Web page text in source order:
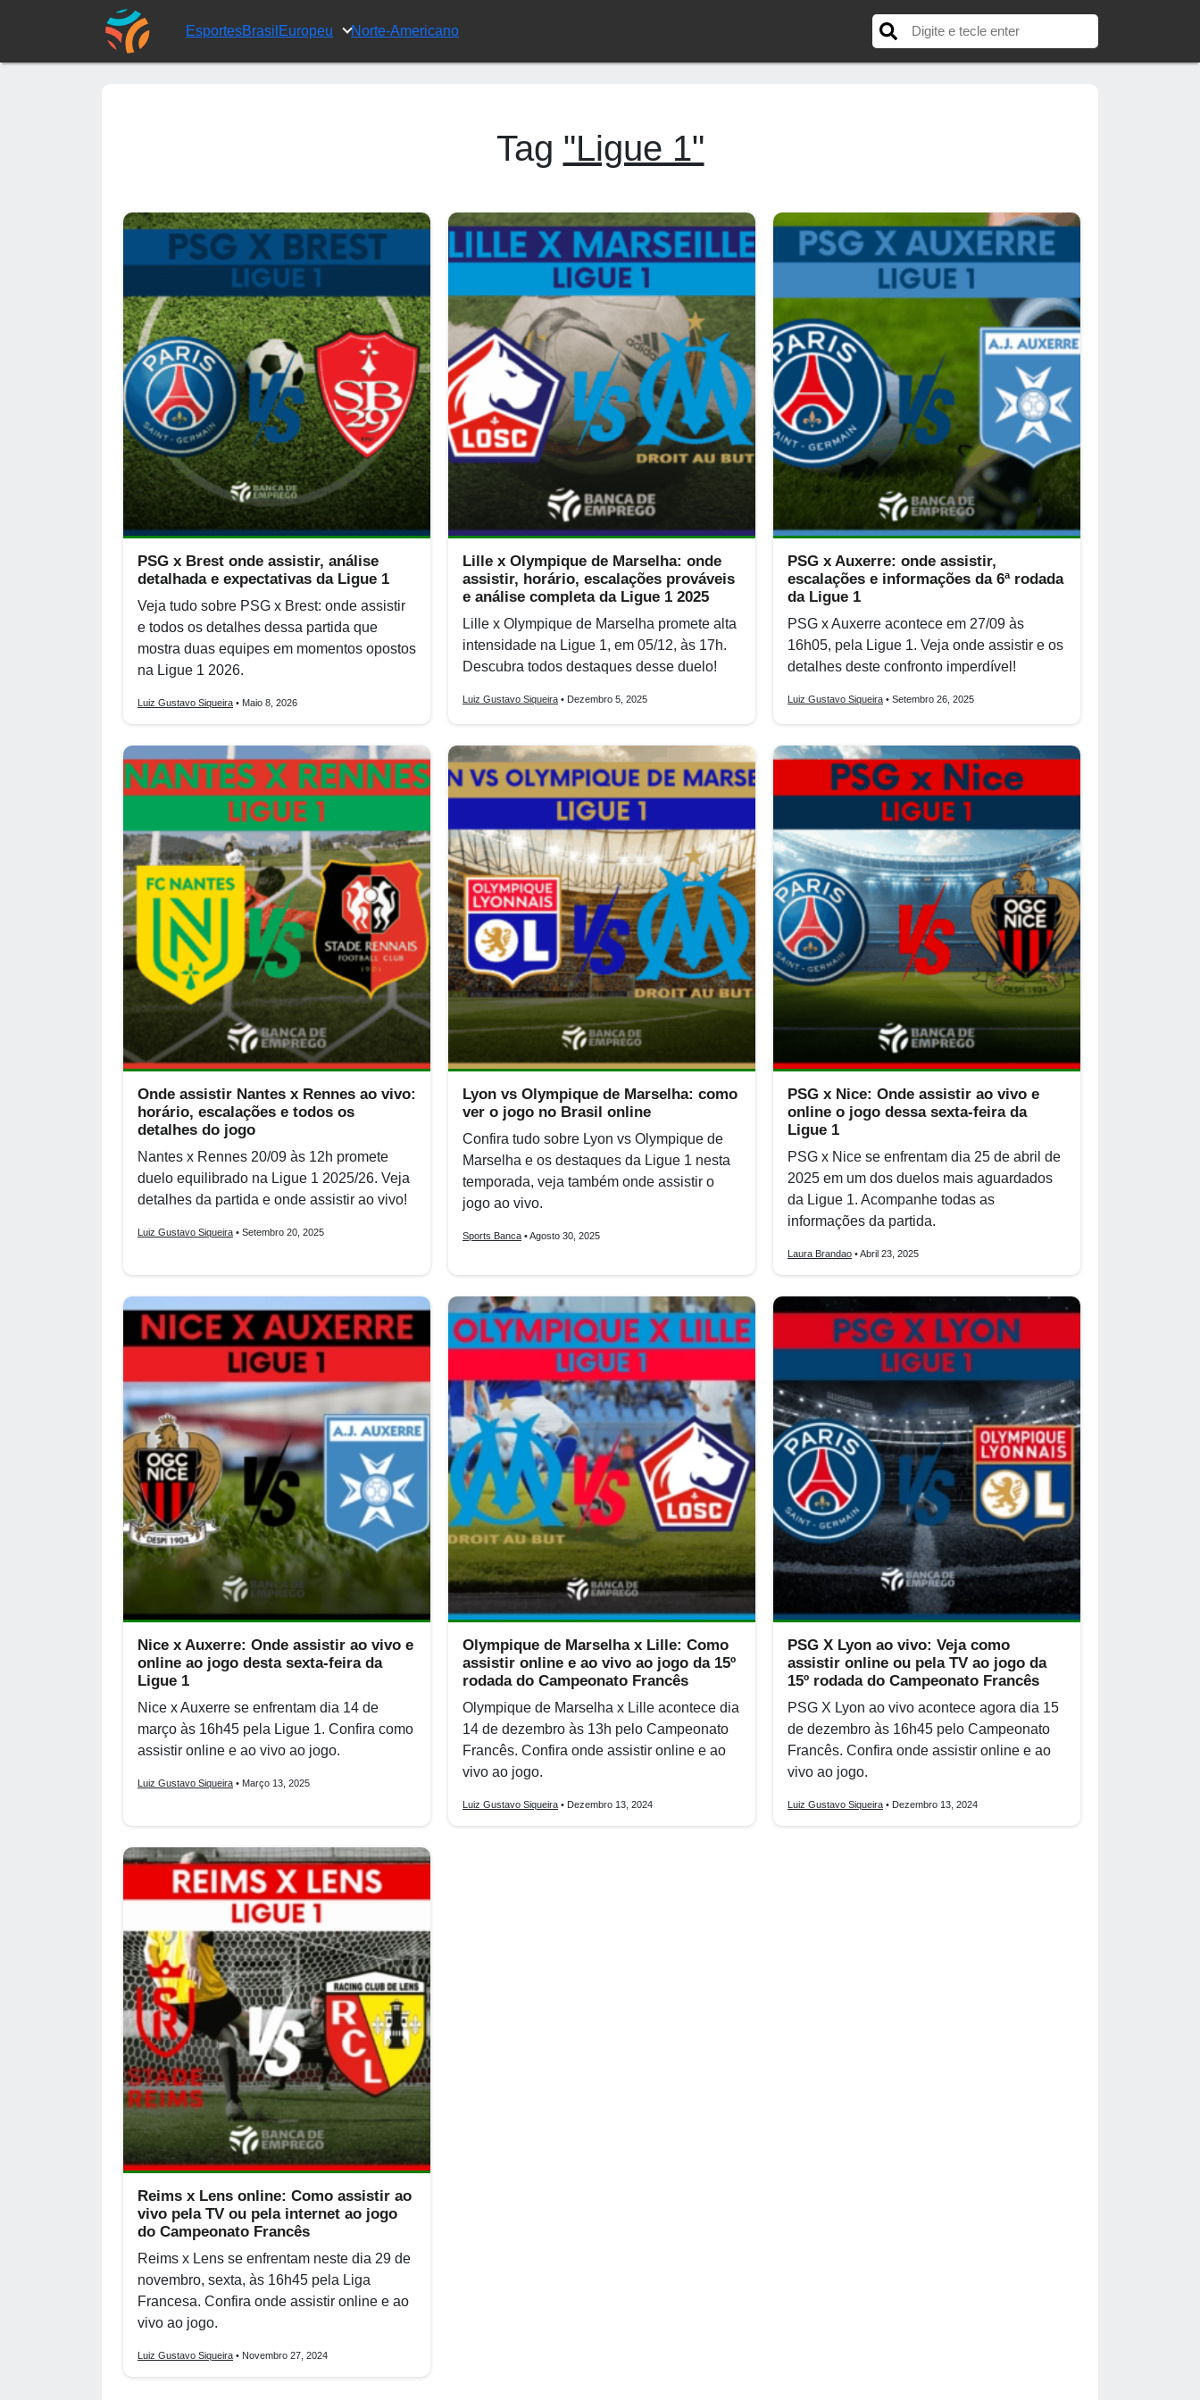
EsportesBrasil Europeu Norte-Americano
Tag "Ligue 1"
PSG x Brest onde assistir, análise
detalhada e expectativas da Ligue 1
Veja tudo sobre PSG x Brest: onde assistir
e todos os detalhes dessa partida que
mostra duas equipes em momentos opostos
na Ligue 1 2026.
Luiz Gustavo Siqueira • Maio 8, 2026
Lille x Olympique de Marselha: onde
assistir, horário, escalações prováveis
e análise completa da Ligue 1 2025
Lille x Olympique de Marselha promete alta
intensidade na Ligue 1, em 05/12, às 17h.
Descubra todos destaques desse duelo!
Luiz Gustavo Siqueira • Dezembro 5, 2025
PSG x Auxerre: onde assistir,
escalações e informações da 6ª rodada
da Ligue 1
PSG x Auxerre acontece em 27/09 às
16h05, pela Ligue 1. Veja onde assistir e os
detalhes deste confronto imperdível!
Luiz Gustavo Siqueira • Setembro 26, 2025
Onde assistir Nantes x Rennes ao vivo:
horário, escalações e todos os
detalhes do jogo
Nantes x Rennes 20/09 às 12h promete
duelo equilibrado na Ligue 1 2025/26. Veja
detalhes da partida e onde assistir ao vivo!
Luiz Gustavo Siqueira • Setembro 20, 2025
Lyon vs Olympique de Marselha: como
ver o jogo no Brasil online
Confira tudo sobre Lyon vs Olympique de
Marselha e os destaques da Ligue 1 nesta
temporada, veja também onde assistir o
jogo ao vivo.
Sports Banca • Agosto 30, 2025
PSG x Nice: Onde assistir ao vivo e
online o jogo dessa sexta-feira da
Ligue 1
PSG x Nice se enfrentam dia 25 de abril de
2025 em um dos duelos mais aguardados
da Ligue 1. Acompanhe todas as
informações da partida.
Laura Brandao • Abril 23, 2025
Nice x Auxerre: Onde assistir ao vivo e
online ao jogo desta sexta-feira da
Ligue 1
Nice x Auxerre se enfrentam dia 14 de
março às 16h45 pela Ligue 1. Confira como
assistir online e ao vivo ao jogo.
Luiz Gustavo Siqueira • Março 13, 2025
Olympique de Marselha x Lille: Como
assistir online e ao vivo ao jogo da 15º
rodada do Campeonato Francês
Olympique de Marselha x Lille acontece dia
14 de dezembro às 13h pelo Campeonato
Francês. Confira onde assistir online e ao
vivo ao jogo.
Luiz Gustavo Siqueira • Dezembro 13, 2024
PSG X Lyon ao vivo: Veja como
assistir online ou pela TV ao jogo da
15º rodada do Campeonato Francês
PSG X Lyon ao vivo acontece agora dia 15
de dezembro às 16h45 pelo Campeonato
Francês. Confira onde assistir online e ao
vivo ao jogo.
Luiz Gustavo Siqueira • Dezembro 13, 2024
Reims x Lens online: Como assistir ao
vivo pela TV ou pela internet ao jogo
do Campeonato Francês
Reims x Lens se enfrentam neste dia 29 de
novembro, sexta, às 16h45 pela Liga
Francesa. Confira onde assistir online e ao
vivo ao jogo.
Luiz Gustavo Siqueira • Novembro 27, 2024